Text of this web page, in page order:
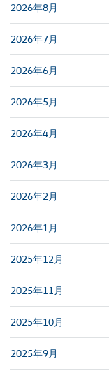
2026年8月
2026年7月
2026年6月
2026年5月
2026年4月
2026年3月
2026年2月
2026年1月
2025年12月
2025年11月
2025年10月
2025年9月